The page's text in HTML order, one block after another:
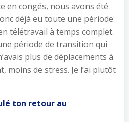
en congés, nous avons été
déjà eu toute une période
télétravail à temps complet.
période de transition qui
plus de déplacements à
moins de stress. Je l’ai plutôt
ton retour au